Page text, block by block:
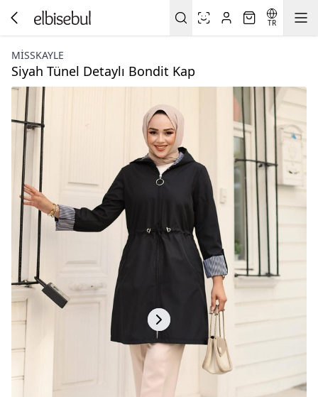
TR
MISSKAYLE
Siyah Tünel Detaylı Bondit Kap